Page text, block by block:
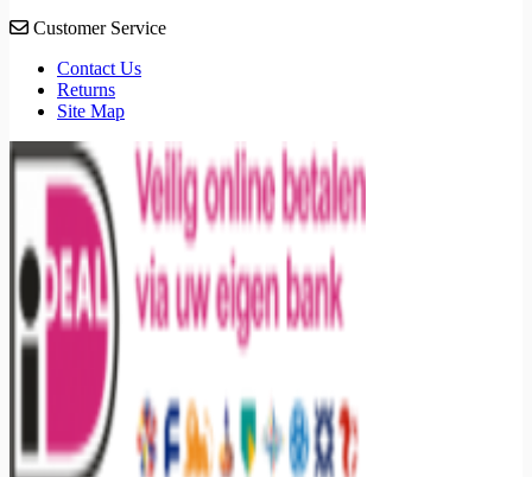
Customer Service
Contact Us
Returns
Site Map